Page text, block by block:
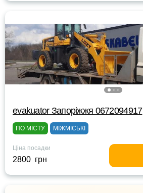
evakuator Запоріжжя 0672094917
ПО МІСТУ МІЖМІСЬКІ
Ціна посадки
2800 грн